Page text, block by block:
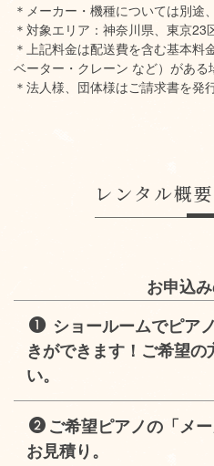
＊メーカー・機種については別途
＊対象エリア：神奈川県、東京23
＊上記料金は配送費を含む基本料
ベーター・クレーン など）がある
＊法人様、団体様はご請求書を発
レンタル概
お申込
ショールームでピア
きができます！ ご希望の
い。
ご希望ピアノの「メ
お見積り。